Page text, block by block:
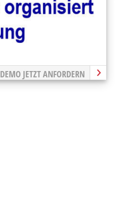
DEMO JETZT ANFORDERN